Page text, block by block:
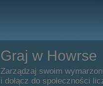
Graj w Howrse
Zarządzaj swoim
i dołącz do społeczności